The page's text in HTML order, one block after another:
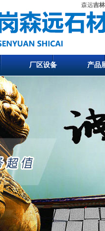
森远吉
厂区设备 产品